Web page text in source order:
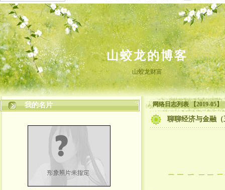
山蛟龙的博客
山蛟龙财富
我的名片 网络日志列表 【2019-05】
聊聊经济与金融